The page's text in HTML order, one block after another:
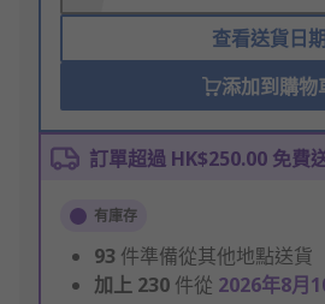
查看送貨日期
添加到購物
訂單超過 HK$250.00 免費
有庫存
93 件準備從其他地點送貨
加上 230 件從 2026年8月